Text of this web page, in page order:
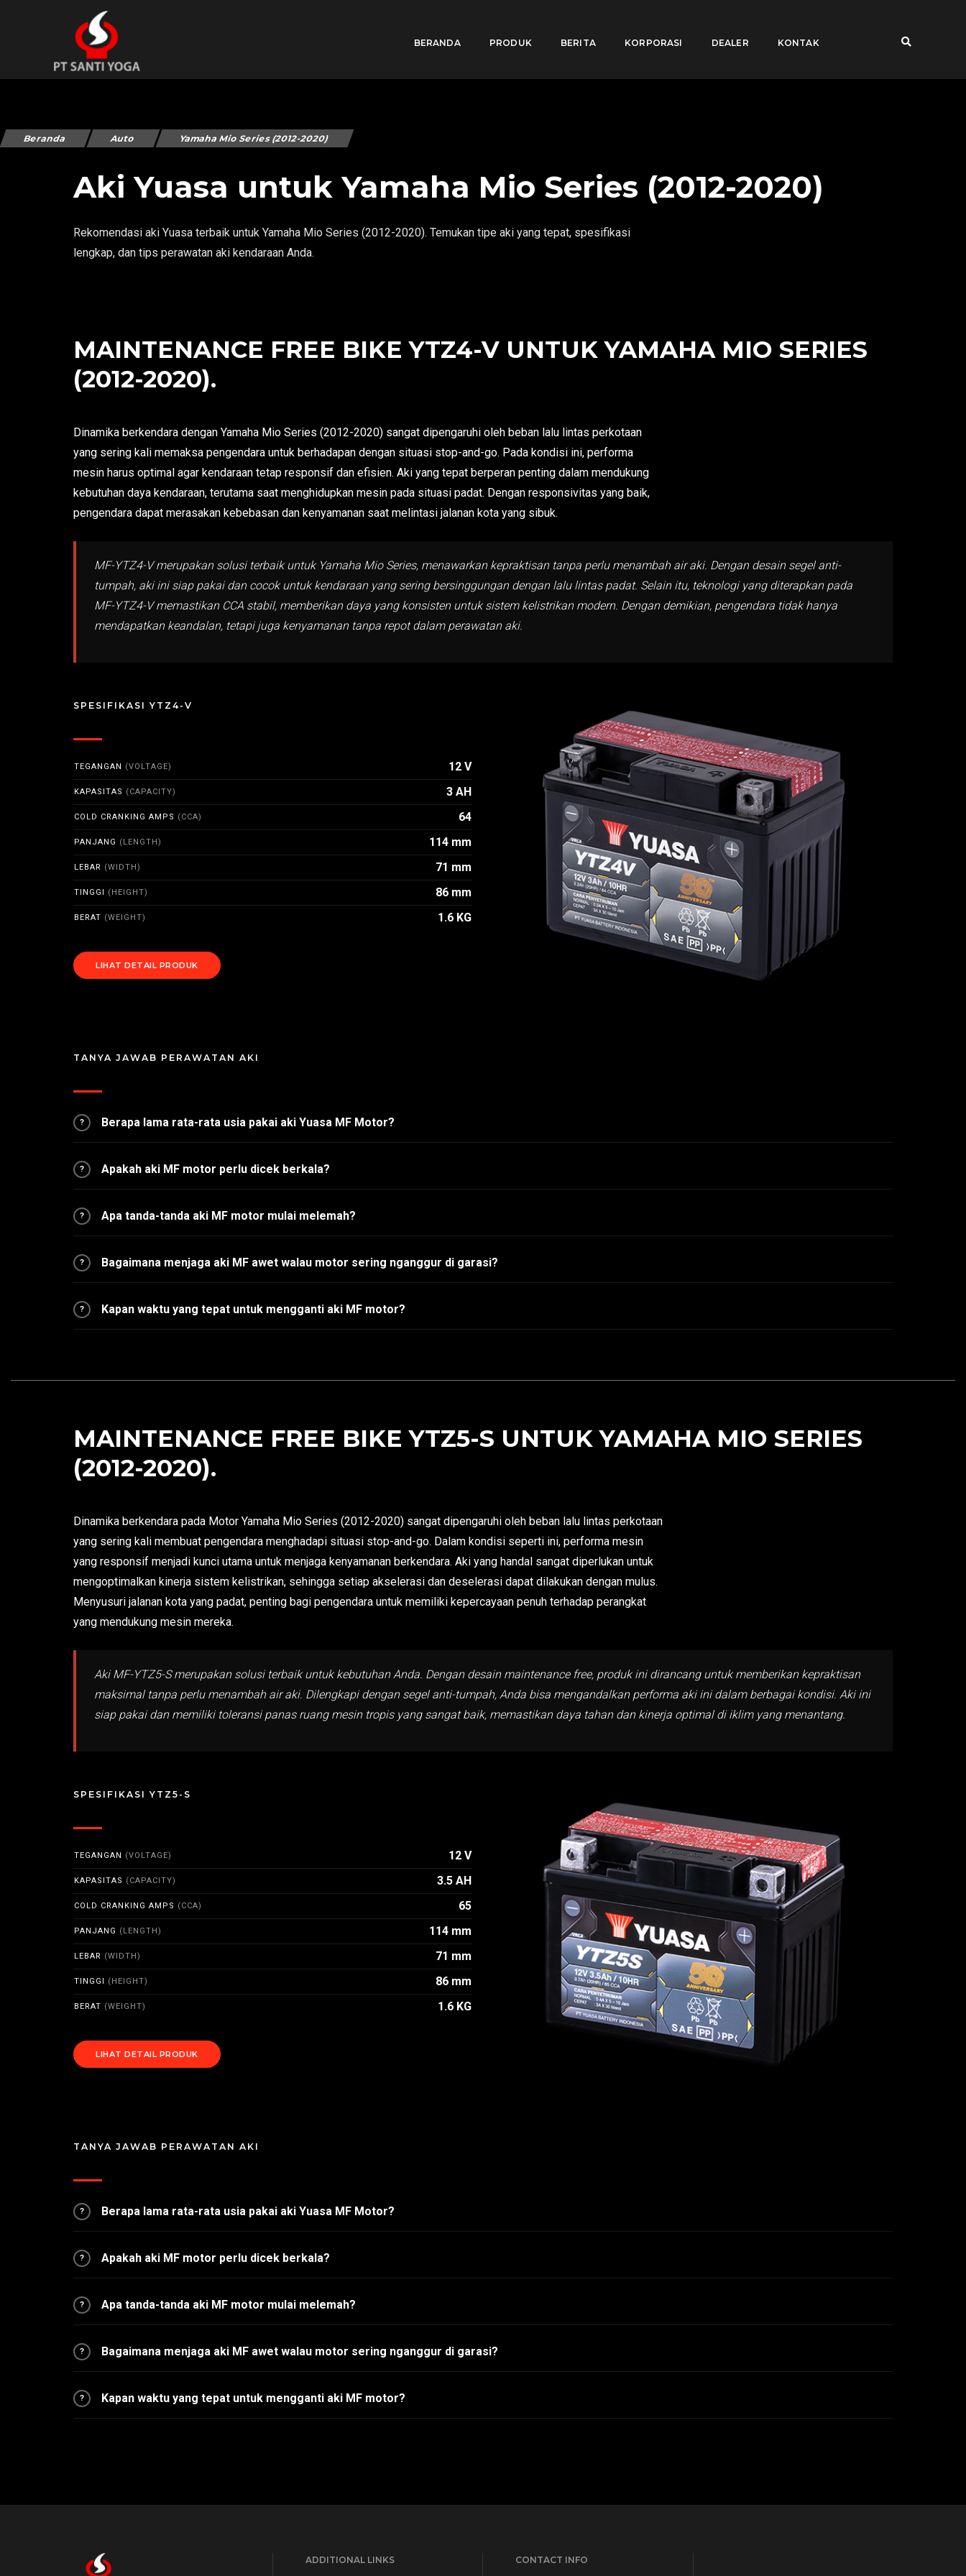
BERANDA PRODUK BERITA KORPORASI DEALER KONTAK
Beranda Auto Yamaha Mio Series (2012-2020)
Aki Yuasa untuk Yamaha Mio Series (2012-2020)
Rekomendasi aki Yuasa terbaik untuk Yamaha Mio Series (2012-2020). Temukan tipe aki yang tepat, spesifikasi
lengkap, dan tips perawatan aki kendaraan Anda.
MAINTENANCE FREE BIKE YTZ4-V UNTUK YAMAHA MIO SERIES
(2012-2020).
Dinamika berkendara dengan Yamaha Mio Series (2012-2020) sangat dipengaruhi oleh beban lalu lintas perkotaan
yang sering kali memaksa pengendara untuk berhadapan dengan situasi stop-and-go. Pada kondisi ini, performa
mesin harus optimal agar kendaraan tetap responsif dan efisien. Aki yang tepat berperan penting dalam mendukung
kebutuhan daya kendaraan, terutama saat menghidupkan mesin pada situasi padat. Dengan responsivitas yang baik,
pengendara dapat merasakan kebebasan dan kenyamanan saat melintasi jalanan kota yang sibuk.
MF-YTZ4-V merupakan solusi terbaik untuk Yamaha Mio Series, menawarkan kepraktisan tanpa perlu menambah air aki. Dengan desain segel anti-
tumpah, aki ini siap pakai dan cocok untuk kendaraan yang sering bersinggungan dengan lalu lintas padat. Selain itu, teknologi yang diterapkan pada
MF-YTZ4-V memastikan CCA stabil, memberikan daya yang konsisten untuk sistem kelistrikan modern. Dengan demikian, pengendara tidak hanya
mendapatkan keandalan, tetapi juga kenyamanan tanpa repot dalam perawatan aki.
SPESIFIKASI YTZ4-V
TEGANGAN (VOLTAGE) 12 V
KAPASITAS (CAPACITY) 3 AH
COLD CRANKING AMPS (CCA) 64
PANJANG (LENGTH) 114 mm
LEBAR (WIDTH) 71 mm
TINGGI (HEIGHT) 86 mm
BERAT (WEIGHT) 1.6 KG
LIHAT DETAIL PRODUK
TANYA JAWAB PERAWATAN AKI
? Berapa lama rata-rata usia pakai aki Yuasa MF Motor?
? Apakah aki MF motor perlu dicek berkala?
? Apa tanda-tanda aki MF motor mulai melemah?
? Bagaimana menjaga aki MF awet walau motor sering nganggur di garasi?
? Kapan waktu yang tepat untuk mengganti aki MF motor?
MAINTENANCE FREE BIKE YTZ5-S UNTUK YAMAHA MIO SERIES
(2012-2020).
Dinamika berkendara pada Motor Yamaha Mio Series (2012-2020) sangat dipengaruhi oleh beban lalu lintas perkotaan
yang sering kali membuat pengendara menghadapi situasi stop-and-go. Dalam kondisi seperti ini, performa mesin
yang responsif menjadi kunci utama untuk menjaga kenyamanan berkendara. Aki yang handal sangat diperlukan untuk
mengoptimalkan kinerja sistem kelistrikan, sehingga setiap akselerasi dan deselerasi dapat dilakukan dengan mulus.
Menyusuri jalanan kota yang padat, penting bagi pengendara untuk memiliki kepercayaan penuh terhadap perangkat
yang mendukung mesin mereka.
Aki MF-YTZ5-S merupakan solusi terbaik untuk kebutuhan Anda. Dengan desain maintenance free, produk ini dirancang untuk memberikan kepraktisan
maksimal tanpa perlu menambah air aki. Dilengkapi dengan segel anti-tumpah, Anda bisa mengandalkan performa aki ini dalam berbagai kondisi. Aki ini
siap pakai dan memiliki toleransi panas ruang mesin tropis yang sangat baik, memastikan daya tahan dan kinerja optimal di iklim yang menantang.
SPESIFIKASI YTZ5-S
TEGANGAN (VOLTAGE) 12 V
KAPASITAS (CAPACITY) 3.5 AH
COLD CRANKING AMPS (CCA) 65
PANJANG (LENGTH) 114 mm
LEBAR (WIDTH) 71 mm
TINGGI (HEIGHT) 86 mm
BERAT (WEIGHT) 1.6 KG
LIHAT DETAIL PRODUK
TANYA JAWAB PERAWATAN AKI
? Berapa lama rata-rata usia pakai aki Yuasa MF Motor?
? Apakah aki MF motor perlu dicek berkala?
? Apa tanda-tanda aki MF motor mulai melemah?
? Bagaimana menjaga aki MF awet walau motor sering nganggur di garasi?
? Kapan waktu yang tepat untuk mengganti aki MF motor?
ADDITIONAL LINKS CONTACT INFO